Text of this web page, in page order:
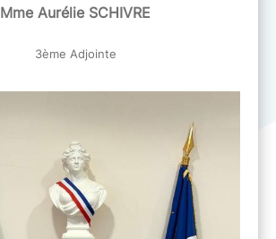
Mme Aurélie SCHIVRE
3ème Adjointe